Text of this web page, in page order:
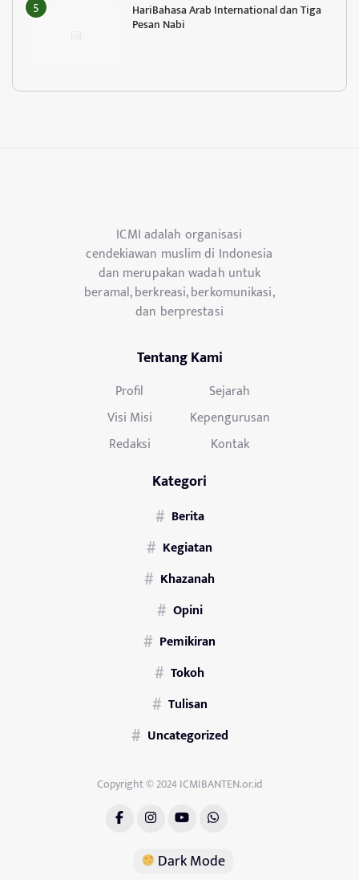
HariBahasa Arab International dan Tiga
Pesan Nabi
ICMI adalah organisasi
cendekiawan muslim di Indonesia
dan merupakan wadah untuk
beramal, berkreasi, berkomunikasi,
dan berprestasi
Tentang Kami
Profil
Sejarah
Visi Misi
Kepengurusan
Redaksi
Kontak
Kategori
Berita
Kegiatan
Khazanah
Opini
Pemikiran
Tokoh
Tulisan
Uncategorized
Copyright © 2024 ICMIBANTEN.or.id
Dark Mode